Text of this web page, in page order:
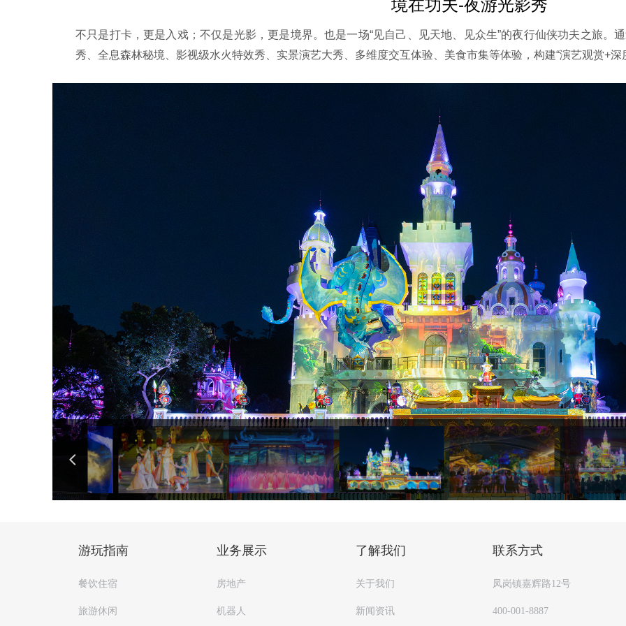
境在功夫-夜游光影秀
넳
不只是打卡，更是入戏；不仅是光影，更是境界。也是一场“见自己、见天地、见众生”的夜行仙侠功夫之旅。
秀、全息森林秘境、影视级水火特效秀、实景演艺大秀、多维度交互体验、美食市集等体验，构建“演艺观赏+深
游玩指南
餐饮住宿
旅游休闲
房地产
机器人
业务展示
关于我们
新闻资讯
了解我们 联系方式
凤岗镇嘉辉路12号
400-001-8887